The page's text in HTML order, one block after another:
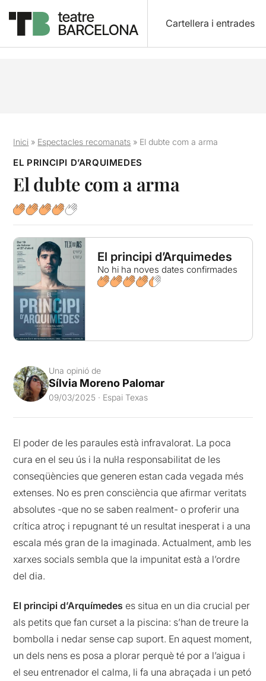
Cartellera i entrades
Inici » Espectacles recomanats » El dubte com a arma
EL PRINCIPI D’ARQUIMEDES
El dubte com a arma
El principi d’Arquimedes
No hi ha noves dates confirmades
Una opinió de
Sílvia Moreno Palomar
09/03/2025 · Espai Texas
El poder de les paraules està infravalorat. La poca
cura en el seu ús i la nul·la responsabilitat de les
conseqüències que generen estan cada vegada més
extenses. No es pren consciència que afirmar veritats
absolutes -que no se saben realment- o proferir una
crítica atroç i repugnant té un resultat inesperat i a una
escala més gran de la imaginada. Actualment, amb les
xarxes socials sembla que la impunitat està a l’ordre
del dia.
El principi d’Arquímedeses situa en un dia crucial per
als petits que fan curset a la piscina: s’han de treure la
bombolla i nedar sense cap suport. En aquest moment,
un dels nens es posa a plorar perquè té por a l’aigua i
el seu entrenador el calma, li fa una abraçada i un petó